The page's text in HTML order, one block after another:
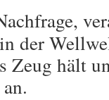
der
Zeug hält